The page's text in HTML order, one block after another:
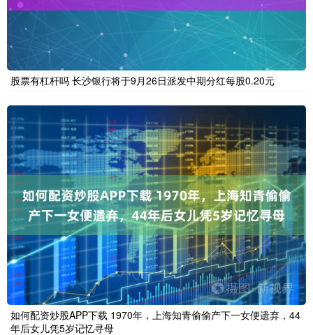
股票有杠杆吗 长沙银行将于9月26日派发中期分红每股0.20元
如何配资炒股APP下载 1970年，上海知青偷偷产下一女便遗弃，44
年后女儿凭5岁记忆寻母